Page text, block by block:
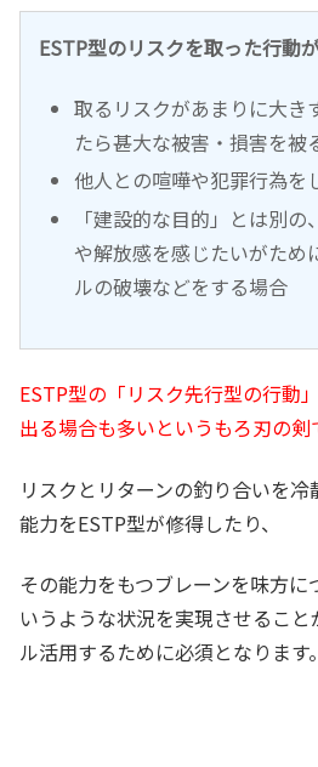
ESTP型のリスクを取った行動
取るリスクがあまりに大き
たら甚大な被害・損害を被
他人との喧嘩や犯罪行為を
「建設的な目的」とは別
や解放感を感じたいがため
ルの破壊などをする場合
ESTP型の「リスク先行型の行動
出る場合も多いというもろ刃の剣
リスクとリターンの釣り合いを
能力をESTP型が修得したり、
その能力をもつブレーンを味方
いうような状況を実現させるこ
ル活用するために必須となります。